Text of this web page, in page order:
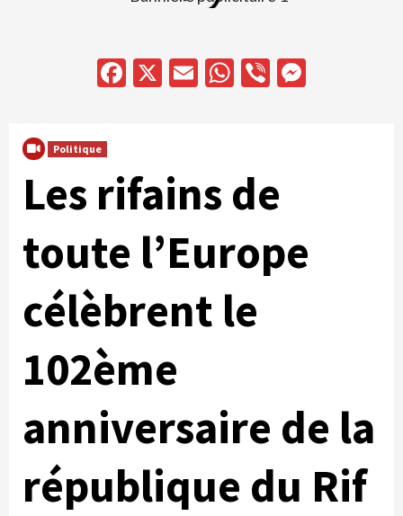
Facebook
X EmailWhatsApp
Viber
Politique
Les rifains de
toute l’Europe
célèbrent le
102ème
anniversaire de la
république du Rif